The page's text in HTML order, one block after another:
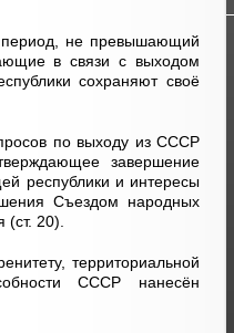
период, не превышающий
в связи с выходом
сохраняют своё
по выходу из СССР
завершение
республики и интересы
Съездом народных
20).
территориальной
СССР нанесён